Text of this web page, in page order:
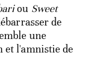
ou Sweet
de
une
et l'amnistie de